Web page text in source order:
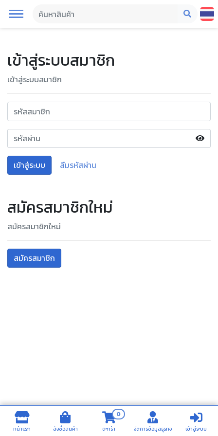
เข้าสู่ระบบสมาชิก
เข้าสู่ระบบสมาชิก
เข้าสู่ระบบ ลืมรหัสผ่าน
สมัครสมาชิกใหม่
สมัครสมาชิกใหม่
สมัครสมาชิก
หน้าแรก สั่งซื้อสินค้า
0
ตะกร้า จัดการข้อมูลธุรกิจ เข้าสู่ระบบ